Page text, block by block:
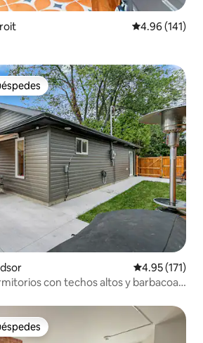
Calificación
4.96 (141)
preferido
Calificación
4.95 (171)
con techos altos y barbacoa
preferido